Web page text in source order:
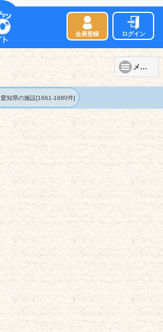
会員登録 ログイン
メニュー
愛知県の施設[1661-1680件]